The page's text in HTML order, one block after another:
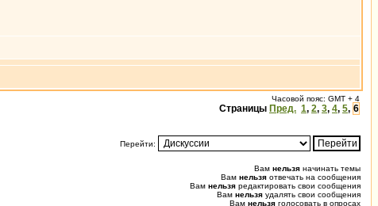
Часовой пояс: GMT + 4
Страницы Пред. 1, 2, 3, 4, 5, 6
Перейти:
Вам нельзя начинать темы
Вам нельзя отвечать на сообщения
Вам нельзя редактировать свои сообщения
Вам нельзя удалять свои сообщения
Вам нельзя голосовать в опросах